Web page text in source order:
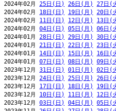
2024年02月 25日(日) 26日(月) 27日(
2024年02月 18日(日) 19日(月) 20日(
2024年02月 11日(日) 12日(月) 13日(
2024年02月 04日(日) 05日(月) 06日(
2024年01月 28日(日) 29日(月) 30日(
2024年01月 21日(日) 22日(月) 23日(
2024年01月 14日(日) 15日(月) 16日(
2024年01月 07日(日) 08日(月) 09日(
2023年12月 31日(日) 01日(月) 02日(
2023年12月 24日(日) 25日(月) 26日(
2023年12月 17日(日) 18日(月) 19日(
2023年12月 10日(日) 11日(月) 12日(
2023年12月 03日(日) 04日(月) 05日(